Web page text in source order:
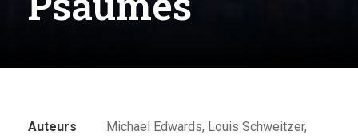
Auteurs
Michael Edwards, Louis Schweitzer,